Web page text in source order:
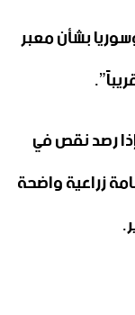
بشأن معبر
رصد نقص في
زراعية واضحة